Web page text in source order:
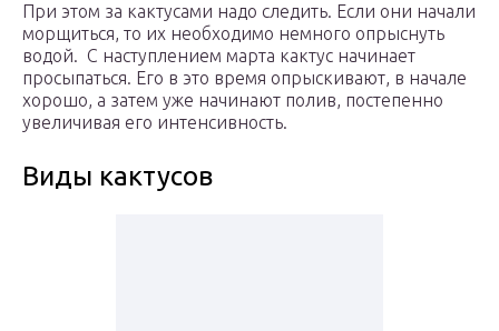
При этом за кактусами надо следить. Если они начали
морщиться, то их необходимо немного опрыснуть
водой. С наступлением марта кактус начинает
просыпаться. Его в это время опрыскивают, в начале
хорошо, а затем уже начинают полив, постепенно
увеличивая его интенсивность.
Виды кактусов